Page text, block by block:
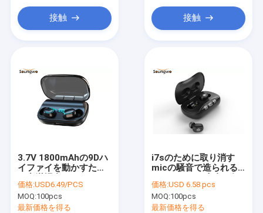
接触 接触
3.7V 1800mAhの9Dハ
イファイを動かすため
Bluetoothのイヤホー
ン
価格:USD6.49/PCS
MOQ:100pcs
最新価格を得る
i7sのために取り消す
micの騒音で造られる
線イヤホーン
価格:USD 6.58 pcs
MOQ:100pcs
最新価格を得る